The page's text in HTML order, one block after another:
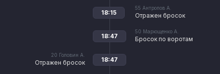
55 Антропов А.
Отражен бросок
18:15
50 Марющенко А.
Бросок по воротам
18:47
20 Головин А.
Отражен бросок 18:47